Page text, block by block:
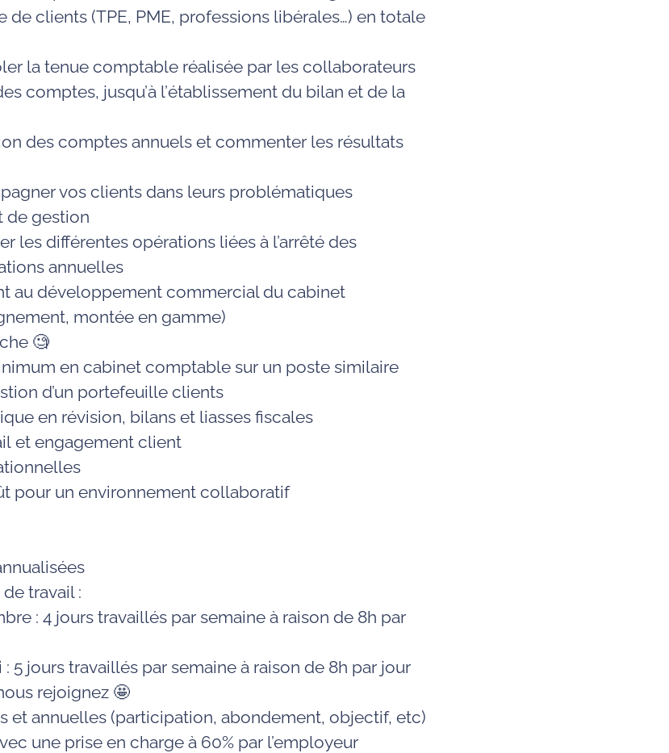
clients (TPE, PME, professions libérales…) en totale
la tenue comptable réalisée par les collaborateurs
comptes, jusqu’à l’établissement du bilan et de la
des comptes annuels et commenter les résultats
vos clients dans leurs problématiques
de gestion
les différentes opérations liées à l’arrêté des
annuelles
au développement commercial du cabinet
montée en gamme)
🧐
en cabinet comptable sur un poste similaire
d’un portefeuille clients
en révision, bilans et liasses fiscales
et engagement client
pour un environnement collaboratif
travail :
: 4 jours travaillés par semaine à raison de 8h par
: 5 jours travaillés par semaine à raison de 8h par jour
rejoignez 🤩
et annuelles (participation, abondement, objectif, etc)
une prise en charge à 60% par l’employeur